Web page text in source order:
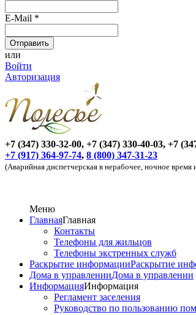
E-Mail *
или
Войти
Авторизация
+7 (347) 330-32-00, +7 (347) 330-40-03, +7
+7 (917) 364-97-74, 8 (800) 347-31-23
(Аварийная диспетчерская в нерабочее, ночное
Меню
ГлавнаяГлавная
Контакты
Телефоны для жильцов
Телефоны экстренных служб
Раскрытие информацииРаскрытие
Дома в управленииДома в управлении
ИнформацияИнформация
Регламент заселения
Руководство по пользованию